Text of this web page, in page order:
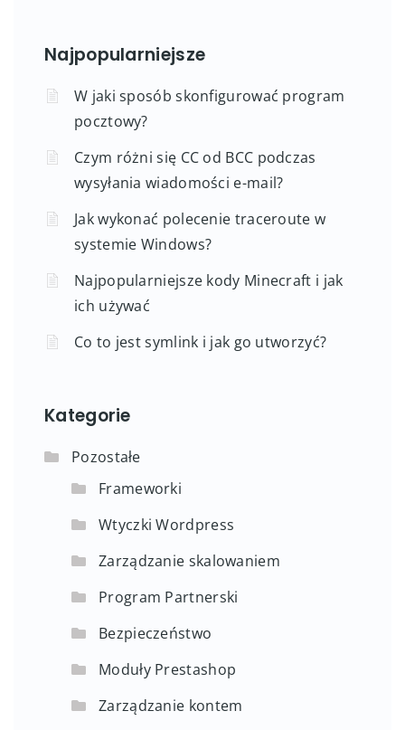
Najpopularniejsze
W jaki sposób skonfigurować program
pocztowy?
Czym różni się CC od BCC podczas
wysyłania wiadomości e-mail?
Jak wykonać polecenie traceroute w
systemie Windows?
Najpopularniejsze kody Minecraft i jak
ich używać
Co to jest symlink i jak go utworzyć?
Kategorie
Pozostałe
Frameworki
Wtyczki Wordpress
Zarządzanie skalowaniem
Program Partnerski
Bezpieczeństwo
Moduły Prestashop
Zarządzanie kontem